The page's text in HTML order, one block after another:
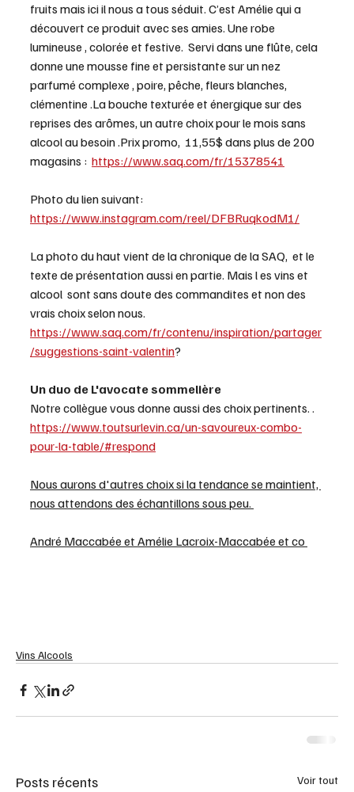
fruits mais ici il nous a tous séduit. C’est Amélie qui a
découvert ce produit avec ses amies. Une robe
lumineuse , colorée et festive.  Servi dans une flûte, cela
donne une mousse fine et persistante sur un nez
parfumé complexe , poire, pêche, fleurs blanches,
clémentine .La bouche texturée et énergique sur des
reprises des arômes, un autre choix pour le mois sans
alcool au besoin .Prix promo,  11,55$ dans plus de 200
magasins : https://www.saq.com/fr/15378541
Photo du lien suivant:
https://www.instagram.com/reel/DFBRuqkodM1/
La photo du haut vient de la chronique de la SAQ,  et le
texte de présentation aussi en partie. Mais l es vins et
alcool  sont sans doute des commandites et non des
vrais choix selon nous.
https://www.saq.com/fr/contenu/inspiration/partager
/suggestions-saint-valentin?
Un duo de L'avocate sommelière
Notre collègue vous donne aussi des choix pertinents. .
https://www.toutsurlevin.ca/un-savoureux-combo-
pour-la-table/#respond
Nous aurons d'autres choix si la tendance se maintient,
nous attendons des échantillons sous peu.
André Maccabée et Amélie Lacroix-Maccabée et co
Vins Alcools
Posts récents Voir tout